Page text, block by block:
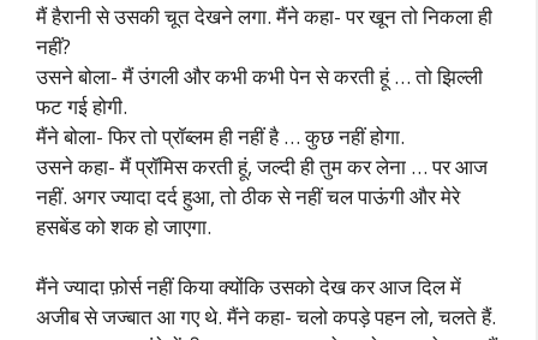
मैं हैरानी से उसकी चूत देखने लगा. मैंने कहा- पर खून तो निकला ही
नहीं?
उसने बोला- मैं उंगली और कभी कभी पेन से करती हूं … तो झिल्ली
फट गई होगी.
मैंने बोला- फिर तो प्रॉब्लम ही नहीं है … कुछ नहीं होगा.
उसने कहा- मैं प्रॉमिस करती हूं, जल्दी ही तुम कर लेना … पर आज
नहीं. अगर ज्यादा दर्द हुआ, तो ठीक से नहीं चल पाऊंगी और मेरे
हसबेंड को शक हो जाएगा.
मैंने ज्यादा फ़ोर्स नहीं किया क्योंकि उसको देख कर आज दिल में
अजीब से जज्बात आ गए थे. मैंने कहा- चलो कपड़े पहन लो, चलते हैं.